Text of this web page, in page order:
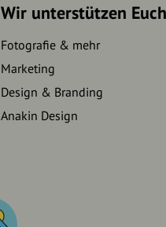
Wir unterstützen Euch
Fotografie & mehr
Marketing
Design & Branding
Anakin Design